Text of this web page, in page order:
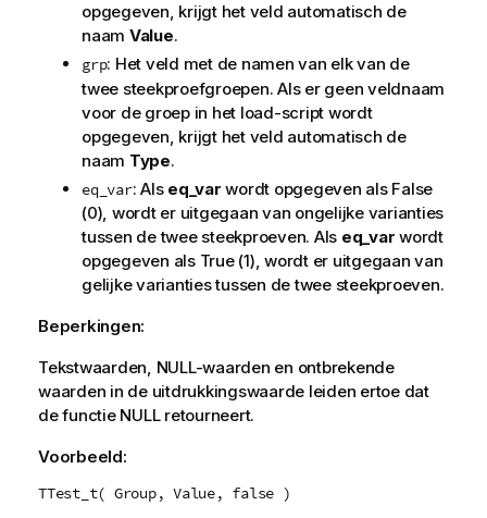
opgegeven, krijgt het veld automatisch de
naam Value.
grp: Het veld met de namen van elk van de
twee steekproefgroepen. Als er geen veldnaam
voor de groep in het load-script wordt
opgegeven, krijgt het veld automatisch de
naam Type.
eq_var: Als eq_var wordt opgegeven als False
(0), wordt er uitgegaan van ongelijke varianties
tussen de twee steekproeven. Als eq_var wordt
opgegeven als True(1), wordt er uitgegaan van
gelijke varianties tussen de twee steekproeven.
Beperkingen:
Tekstwaarden, NULL-waarden en ontbrekende
waarden in de uitdrukkingswaarde leiden ertoe dat
de functie NULLretourneert.
Voorbeeld:
TTest_t( Group, Value, false )